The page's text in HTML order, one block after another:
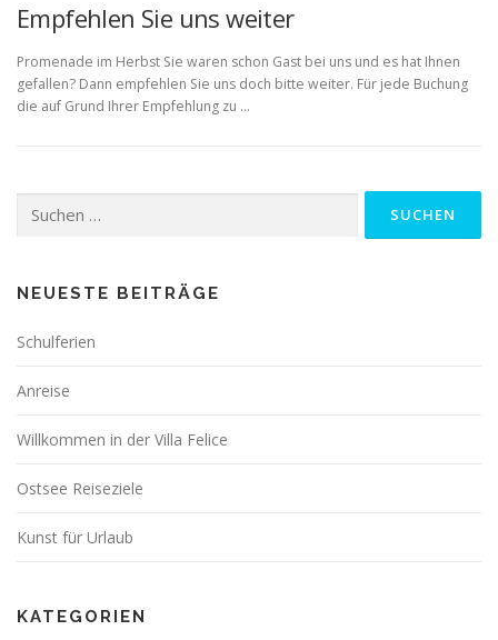
Empfehlen Sie uns weiter
Promenade im Herbst Sie waren schon Gast bei uns und es hat Ihnen
gefallen? Dann empfehlen Sie uns doch bitte weiter. Für jede Buchung
die auf Grund Ihrer Empfehlung zu …
nach:
NEUESTE BEITRÄGE
Schulferien
Anreise
Willkommen in der Villa Felice
Ostsee Reiseziele
Kunst für Urlaub
KATEGORIEN